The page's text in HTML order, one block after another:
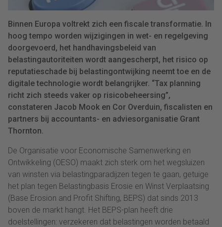
Binnen Europa voltrekt zich een fiscale transformatie. In
hoog tempo worden wijzigingen in wet- en regelgeving
doorgevoerd, het handhavingsbeleid van
belastingautoriteiten wordt aangescherpt, het risico op
reputatieschade bij belastingontwijking neemt toe en de
digitale technologie wordt belangrijker. “Tax planning
richt zich steeds vaker op risicobeheersing”,
constateren Jacob Mook en Cor Overduin, fiscalisten en
partners bij accountants- en adviesorganisatie Grant
Thornton.
De Organisatie voor Economische Samenwerking en
Ontwikkeling (OESO) maakt zich sterk om het wegsluizen
van winsten via belastingparadijzen tegen te gaan, getuige
het plan tegen Belastingbasis Erosie en Winst Verplaatsing
(Base Erosion and Profit Shifting, BEPS) dat sinds 2013
boven de markt hangt. Het BEPS-plan heeft drie
doelstellingen: verzekeren dat belastingen worden betaald